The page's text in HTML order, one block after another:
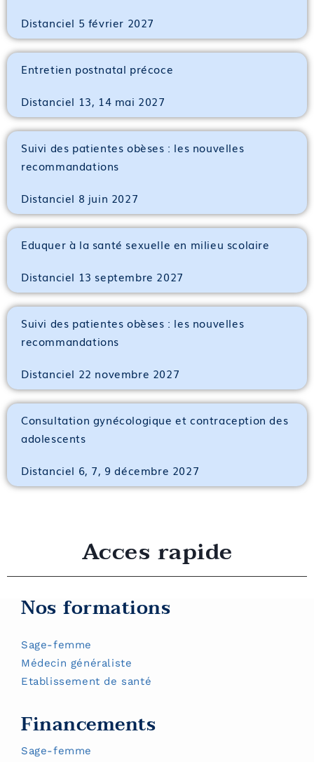
Distanciel 5 février 2027
Entretien postnatal précoce
Distanciel 13, 14 mai 2027
Suivi des patientes obèses : les nouvelles
recommandations
Distanciel 8 juin 2027
Eduquer à la santé sexuelle en milieu scolaire
Distanciel 13 septembre 2027
Suivi des patientes obèses : les nouvelles
recommandations
Distanciel 22 novembre 2027
Consultation gynécologique et contraception des
adolescents
Distanciel 6, 7, 9 décembre 2027
Acces rapide
Nos formations
Sage-femme
Médecin généraliste
Etablissement de santé
Financements
Sage-femme